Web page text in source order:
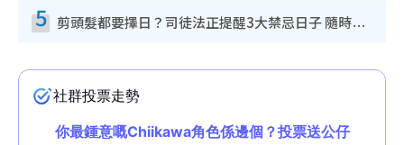
5 剪頭髮都要擇日？司徒法正提醒3大禁忌日子 隨時剪走財運！呢日剪髮恐「剪壽命」？